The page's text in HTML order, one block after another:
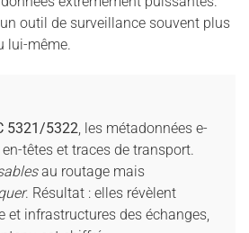
outil de surveillance souvent plus
lui-même.
5321/5322 , les métadonnées e-
têtes et traces de transport.
au routage mais
. Résultat : elles révèlent
et infrastructures des échanges,